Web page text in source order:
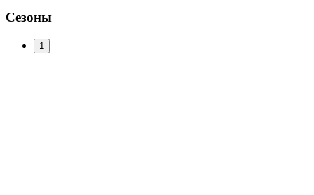
Сезоны
1